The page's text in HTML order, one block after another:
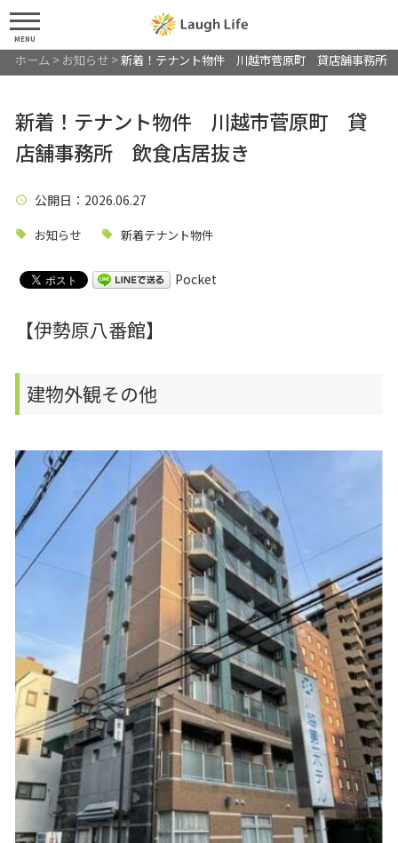
MENU
ホーム > お知らせ>新着！テナント物件 川越市菅原町 貸店舗事務所
新着！テナント物件 川越市菅原町 貸
店舗事務所 飲食店居抜き
公開日 ：2026.06.27
お知らせ 新着テナント物件
Pocket
【伊勢原八番館】
建物外観その他